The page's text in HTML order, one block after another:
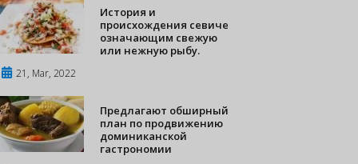
История и
происхождения севиче
означающим свежую
или нежную рыбу.
21, Mar, 2022
Предлагают обширный
план по продвижению
доминиканской
гастрономии